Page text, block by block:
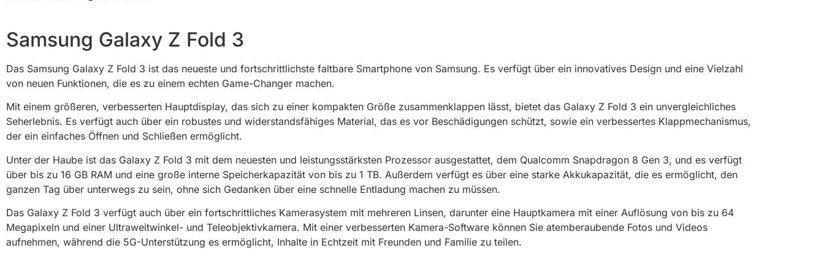
Samsung Galaxy Z Fold 3
Das Samsung Galaxy Z Fold 3 ist das neueste und fortschrittlichste faltbare Smartphone von Samsung. Es verfügt über ein innovatives Design und eine Vielzahl
von neuen Funktionen, die es zu einem echten Game-Changer machen.
Mit einem größeren, verbesserten Hauptdisplay, das sich zu einer kompakten Größe zusammenklappen lässt, bietet das Galaxy Z Fold 3 ein unvergleichliches
Seherlebnis. Es verfügt auch über ein robustes und widerstandsfähiges Material, das es vor Beschädigungen schützt, sowie ein verbessertes Klappmechanismus,
der ein einfaches Öffnen und Schließen ermöglicht.
Unter der Haube ist das Galaxy Z Fold 3 mit dem neuesten und leistungsstärksten Prozessor ausgestattet, dem Qualcomm Snapdragon 8 Gen 3, und es verfügt
über bis zu 16 GB RAM und eine große interne Speicherkapazität von bis zu 1 TB. Außerdem verfügt es über eine starke Akkukapazität, die es ermöglicht, den
ganzen Tag über unterwegs zu sein, ohne sich Gedanken über eine schnelle Entladung machen zu müssen.
Das Galaxy Z Fold 3 verfügt auch über ein fortschrittliches Kamerasystem mit mehreren Linsen, darunter eine Hauptkamera mit einer Auflösung von bis zu 64
Megapixeln und einer Ultraweitwinkel- und Teleobjektivkamera. Mit einer verbesserten Kamera-Software können Sie atemberaubende Fotos und Videos
aufnehmen, während die 5G-Unterstützung es ermöglicht, Inhalte in Echtzeit mit Freunden und Familie zu teilen.